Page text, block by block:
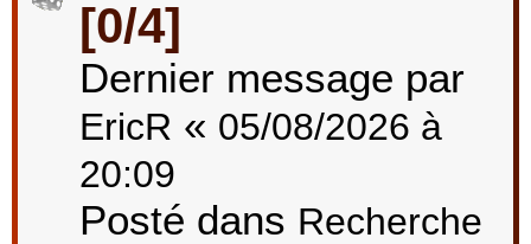
[0/4]
Dernier message par
EricR « 05/08/2026 à
20:09
Posté dans Recherche